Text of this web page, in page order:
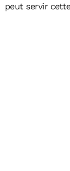
peut servir